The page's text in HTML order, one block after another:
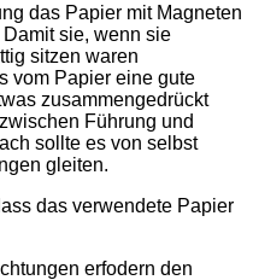
das Papier mit Magneten
sie, wenn sie
sitzen waren
vom Papier eine gute
zusammengedrückt
Führung und
sollte es von selbst
gleiten.
das verwendete Papier
erfodern den